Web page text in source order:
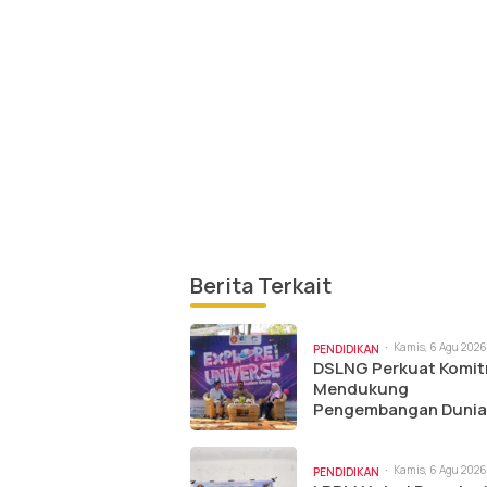
Berita Terkait
PENDIDIKAN
Kamis, 6 Agu
pm
DSLNG Perkuat
Mendukung
Pengembangan Dunia
PENDIDIKAN
Kamis, 6 Agu